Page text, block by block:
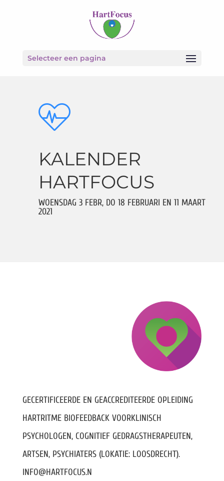
Selecteer een pagina
KALENDER
HARTFOCUS
WOENSDAG 3 FEBR, DO 18 FEBRUARI EN 11 MAART
2021
GECERTIFICEERDE EN GEACCREDITEERDE OPLEIDING
HARTRITME BIOFEEDBACK VOORKLINISCH
PSYCHOLOGEN, COGNITIEF GEDRAGSTHERAPEUTEN,
ARTSEN, PSYCHIATERS (LOKATIE: LOOSDRECHT).
INFO@HARTFOCUS.N